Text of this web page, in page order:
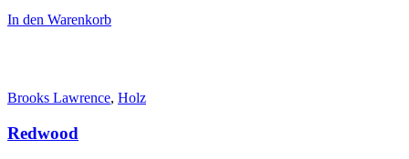
In den Warenkorb
Brooks Lawrence, Holz
Redwood